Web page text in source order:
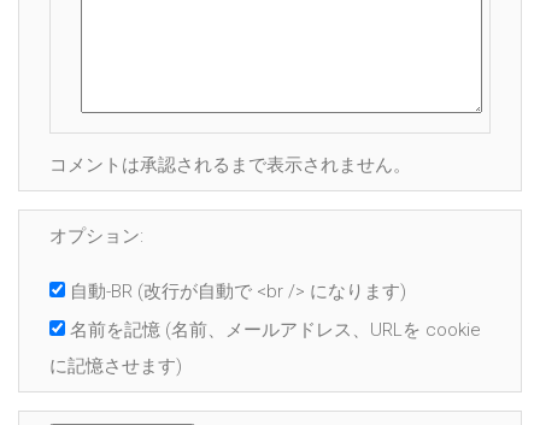
コメントは承認されるまで表示されません。
オプション:
自動-BR (改行が自動で <br /> になります)
名前を記憶 (名前、メールアドレス、URLを cookie
に記憶させます)